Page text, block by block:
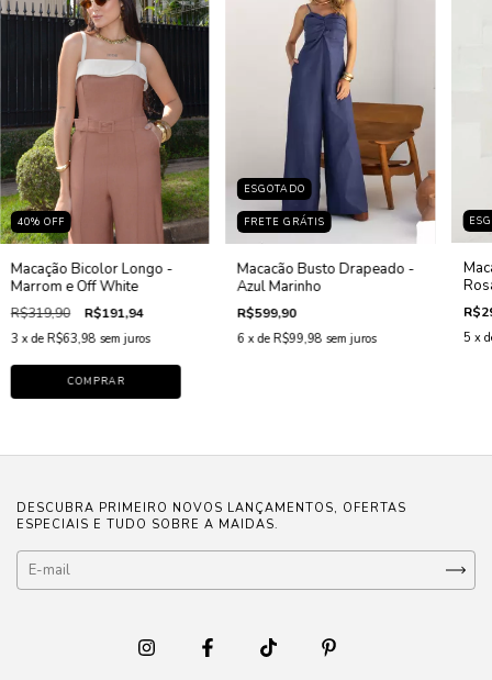
40% OFF
Macação Bicolor Longo -
Marrom e Off White
R$319,90 R$191,94
3 x de R$63,98 sem juros
COMPRAR
ESGOTADO
FRETE GRÁTIS
Macacão Busto Drapeado -
Azul Marinho
R$599,90
6 x de R$99,98 sem juros 5 x
DESCUBRA PRIMEIRO NOVOS LANÇAMENTOS, OFERTAS
ESPECIAIS E TUDO SOBRE A MAIDAS.